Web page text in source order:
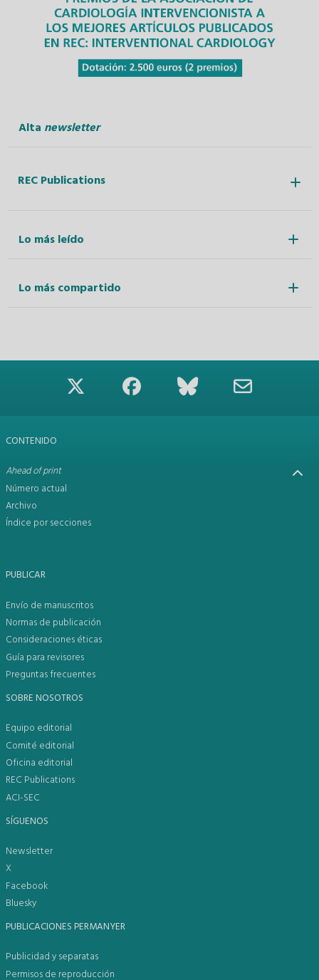
Alta newsletter
REC Publications
Lo más leído
Lo más compartido
CONTENIDO
Ahead of print
Número actual
Archivo
Índice por secciones
PUBLICAR
Envío de manuscritos
Normas de publicación
Consideraciones éticas
Guía para revisores
Preguntas frecuentes
SOBRE NOSOTROS
Equipo editorial
Comité editorial
Oficina editorial
REC Publications
ACI-SEC
SÍGUENOS
Newsletter
X
Facebook
Bluesky
PUBLICACIONES PERMANYER
Publicidad y separatas
Permisos de reproducción